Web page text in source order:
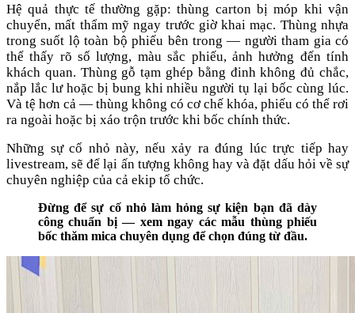
Hệ quả thực tế thường gặp: thùng carton bị móp khi vận
chuyển, mất thẩm mỹ ngay trước giờ khai mạc. Thùng nhựa
trong suốt lộ toàn bộ phiếu bên trong — người tham gia có
thể thấy rõ số lượng, màu sắc phiếu, ảnh hưởng đến tính
khách quan. Thùng gỗ tạm ghép bằng đinh không đủ chắc,
nắp lắc lư hoặc bị bung khi nhiều người tụ lại bốc cùng lúc.
Và tệ hơn cả — thùng không có cơ chế khóa, phiếu có thể rơi
ra ngoài hoặc bị xáo trộn trước khi bốc chính thức.
Những sự cố nhỏ này, nếu xảy ra đúng lúc trực tiếp hay
livestream, sẽ để lại ấn tượng không hay và đặt dấu hỏi về sự
chuyên nghiệp của cả ekip tổ chức.
Đừng để sự cố nhỏ làm hỏng sự kiện bạn đã dày
công chuẩn bị — xem ngay các mẫu thùng phiếu
bốc thăm mica chuyên dụng để chọn đúng từ đầu.